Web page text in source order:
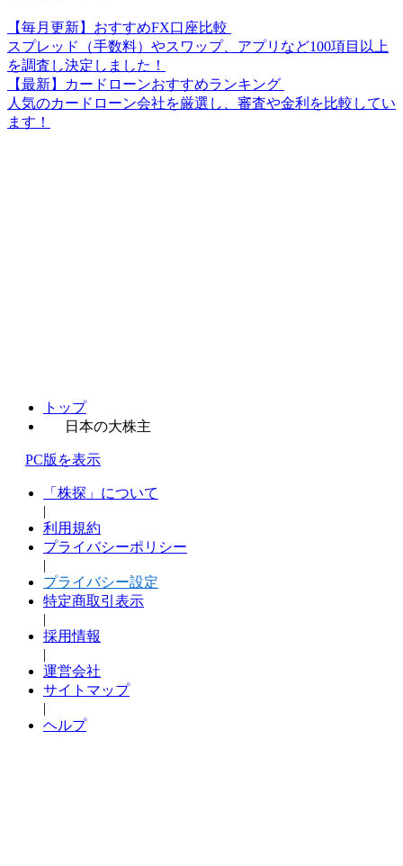
【毎月更新】おすすめFX口座比較
スプレッド（手数料）やスワップ、アプリなど100項目以上
を調査し決定しました！
【最新】カードローンおすすめランキング
人気のカードローン会社を厳選し、審査や金利を比較してい
ます！
トップ
日本の大株主
PC版を表示
「株探」について
|
利用規約
プライバシーポリシー
|
プライバシー設定
特定商取引表示
|
採用情報
|
運営会社
サイトマップ
|
ヘルプ